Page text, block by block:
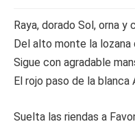
Raya, dorado Sol, orna y
Del alto monte la lozana
Sigue con agradable
El rojo paso de la blanca
Suelta las riendas a